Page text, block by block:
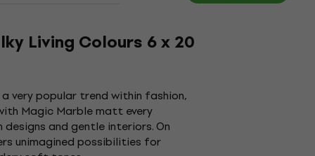
Living Colours 6 x 20
very popular trend within fashion,
Magic Marble matt every
and gentle interiors. On
unimagined possibilities for